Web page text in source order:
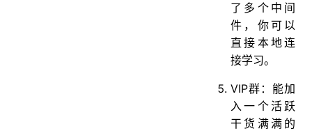
了多个中间
件，你可以
直接本地连
接学习。
VIP群：能加
入一个活跃
干货满满的